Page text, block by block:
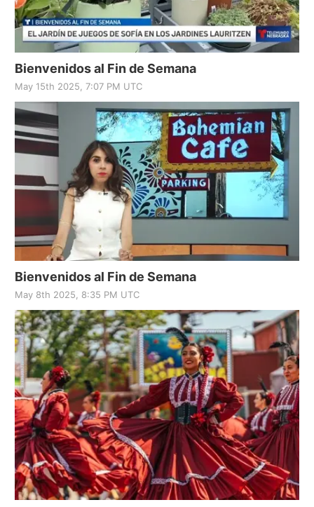
Bienvenidos al Fin de Semana
May 15th 2025, 7:07 PM UTC
Bienvenidos al Fin de Semana
May 8th 2025, 8:35 PM UTC